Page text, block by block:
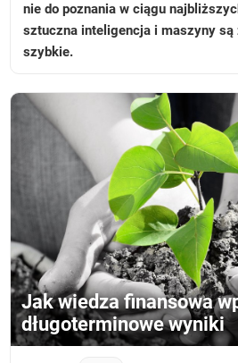
nie do poznania w ciągu
sztuczna inteligencja i maszyny są
szybkie.
Jak wiedza finansowa
długoterminowe wyniki